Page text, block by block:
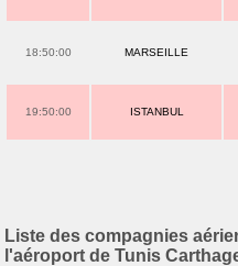
18:50:00 MARSEILLE
19:50:00 ISTANBUL
Liste des compagnies
l'aéroport de Tunis